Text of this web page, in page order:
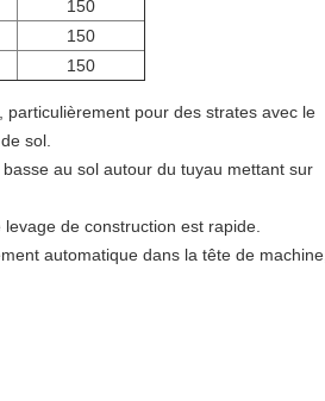
150
150
150
pour des strates avec le
sol.
au sol autour du tuyau mettant sur
de construction est rapide.
automatique dans la tête de machine,